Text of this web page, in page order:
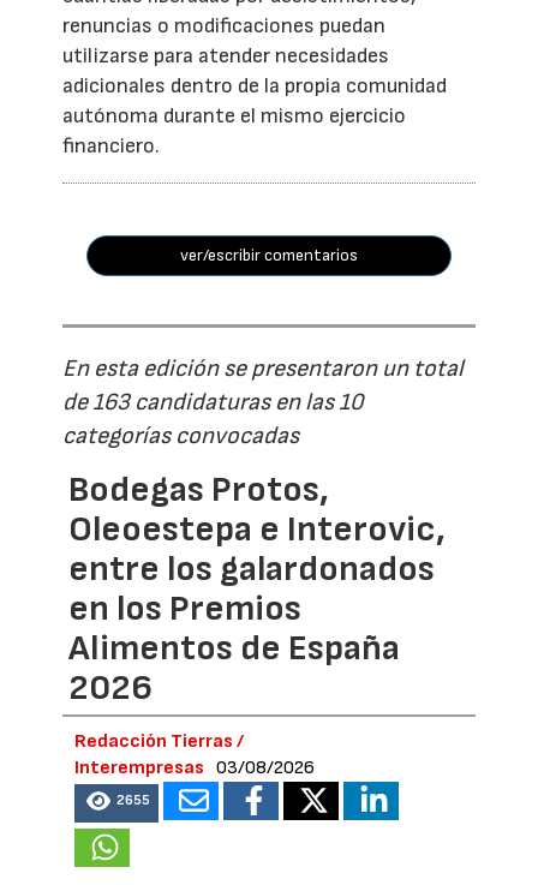
renuncias o modificaciones puedan
utilizarse para atender necesidades
adicionales dentro de la propia comunidad
autónoma durante el mismo ejercicio
financiero.
ver/escribir comentarios
En esta edición se presentaron un total
de 163 candidaturas en las 10
categorías convocadas
Bodegas Protos,
Oleoestepa e Interovic,
entre los galardonados
en los Premios
Alimentos de España
2026
Redacción Tierras /
Interempresas
03/08/2026
2655